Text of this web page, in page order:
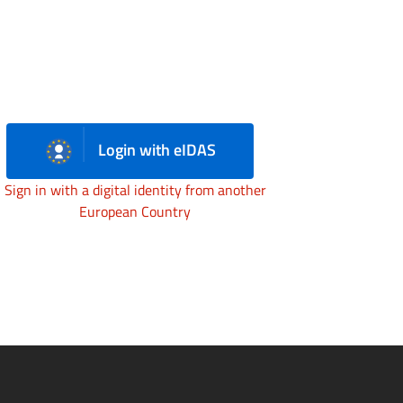
Login with eIDAS
Sign in with a digital identity from another
European Country